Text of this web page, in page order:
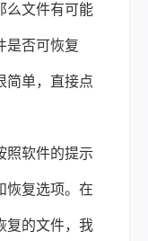
么文件有可能
是否可恢复
简单，直接点
照软件的提示
恢复选项。在
复的文件，我